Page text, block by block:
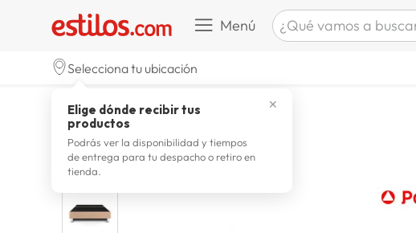
Menú ¿Qué vamos a buscar hoy?
Selecciona tu ubicación
✕
Elige dónde recibir tus
productos
Podrás ver la disponibilidad y tiempos
de entrega para tu despacho o retiro en
tienda.